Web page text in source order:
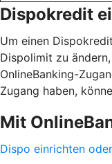
Dispokredit
Um einen
Dispolimit zu
OnlineBanking-
Zugang haben,
Mit
Dispo einrichten